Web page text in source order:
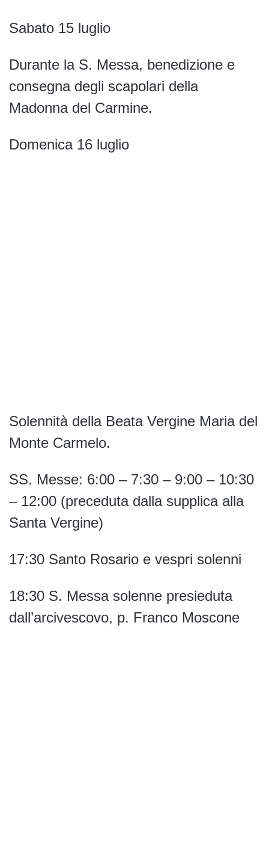
Sabato 15 luglio
Durante la S. Messa, benedizione e
consegna degli scapolari della
Madonna del Carmine.
Domenica 16 luglio
Solennità della Beata Vergine Maria del
Monte Carmelo.
SS. Messe: 6:00 – 7:30 – 9:00 – 10:30
– 12:00 (preceduta dalla supplica alla
Santa Vergine)
17:30 Santo Rosario e vespri solenni
18:30 S. Messa solenne presieduta
dall’arcivescovo, p. Franco Moscone